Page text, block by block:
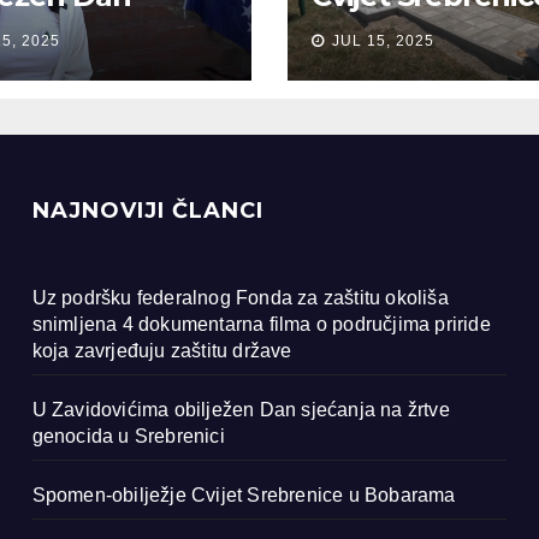
na žrtve
u
2025
Bobarama
JUL 15, 2025
NAJNOVIJI ČLANCI
Uz podršku federalnog Fonda za zaštitu okoliša
snimljena 4 dokumentarna filma o područjima priride
koja zavrjeđuju zaštitu države
U Zavidovićima obilježen Dan sjećanja na žrtve
genocida u Srebrenici
Spomen-obilježje Cvijet Srebrenice u Bobarama